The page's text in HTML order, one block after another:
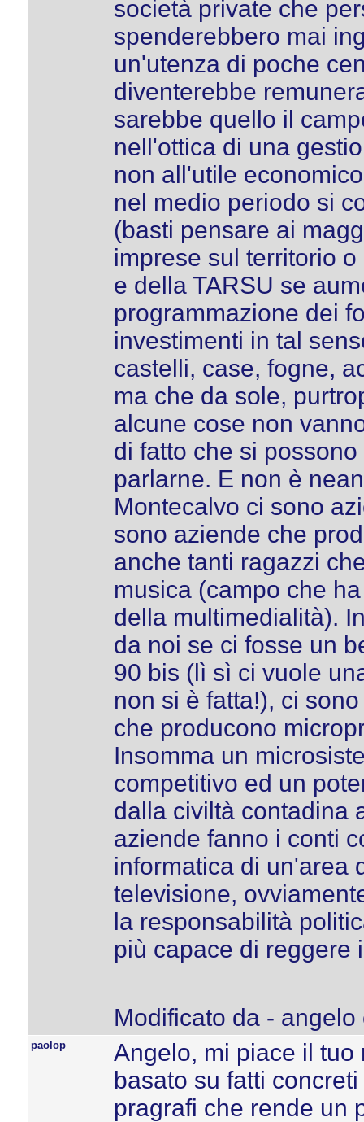
società private che
spenderebbero mai
un'utenza di poche
diventerebbe
sarebbe quello il
nell'ottica di una
non all'utile
nel medio periodo si
(basti pensare ai
imprese sul territorio
e della TARSU se
programmazione dei
investimenti in tal
castelli, case, fogne,
ma che da sole,
alcune cose non
di fatto che si
parlarne. E non è
Montecalvo ci sono
sono aziende che
anche tanti ragazzi
musica (campo che
della multimedialità).
da noi se ci fosse un
90 bis (lì sì ci vuole
non si è fatta!), ci
che producono
Insomma un
competitivo ed un
dalla civiltà contadina
aziende fanno i conti
informatica di un'area
televisione,
la responsabilità
più capace di reggere
Modificato da -
paolop
Angelo, mi piace il
basato su fatti
pragrafi che rende un